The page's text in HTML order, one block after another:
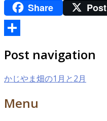
TumblrShare Post
有
Post navigation
かじやま畑の1月と2月
Menu